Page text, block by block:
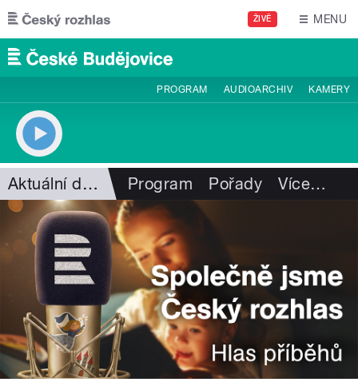
Přejít k hlavnímu obsahu
ŽIVĚ MENU
PROGRAM AUDIOARCHIV KAMERY
Aktuální dění Program Pořady Více…